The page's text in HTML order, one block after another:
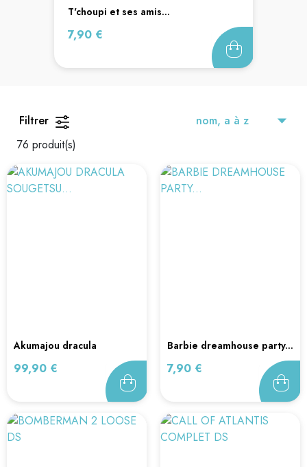
t'choupi et ses amis...
Prix
7,90 €
Filtrer
76 produit(s)
akumajou dracula
Prix
99,90 €
barbie dreamhouse party...
Prix
7,90 €